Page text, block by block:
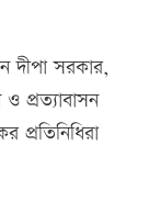
দীপা সরকার,
প্রত্যাবাসন
প্রতিনিধিরা